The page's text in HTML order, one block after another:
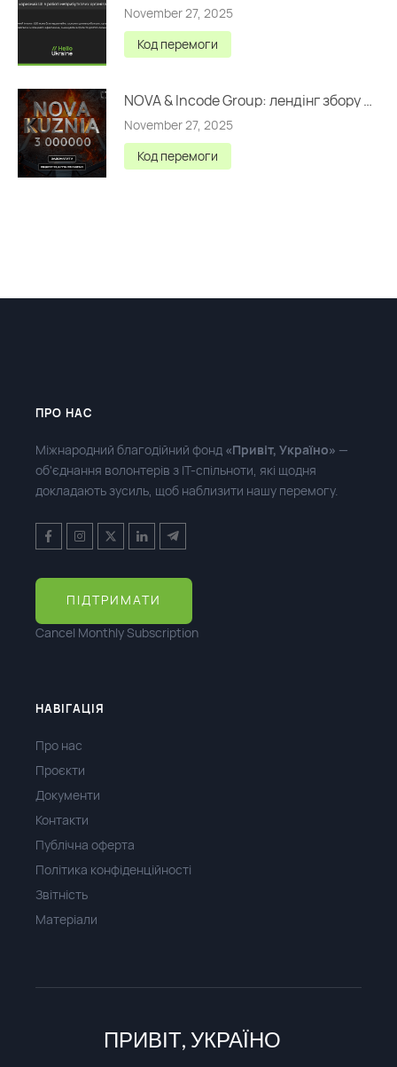
November 27, 2025
Код перемоги
NOVA & Incode Group: лендінг збору на 3 000 000 грн
November 27, 2025
Код перемоги
ПРО НАС
Міжнародний благодійний фонд «Привіт, Україно» —
об'єднання волонтерів з ІТ-спільноти, які щодня
докладають зусиль, щоб наблизити нашу перемогу.
ПІДТРИМАТИ
Cancel Monthly Subscription
НАВІГАЦІЯ
Про нас
Проєкти
Документи
Контакти
Публічна оферта
Політика конфіденційності
Звітність
Матеріали
ПРИВІТ, УКРАЇНО